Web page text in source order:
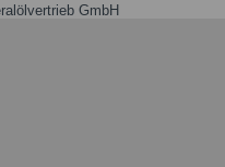
GmbH